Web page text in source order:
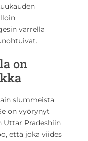
varrella
on
slummeista
on vyörynyt
Uttar Pradeshiin
että joka viides